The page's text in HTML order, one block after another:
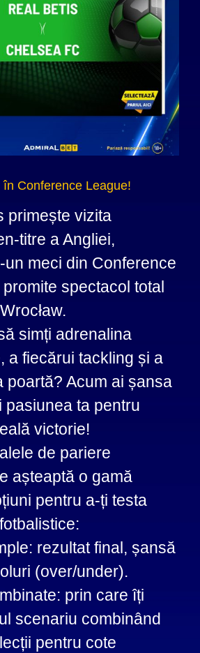
Conference League!
primește vizita
titre a Angliei,
meci din Conference
spectacol total
simți adrenalina
a fiecărui tackling și a
poartă? Acum ai șansa
pasiunea ta pentru
victorie!
de pariere
așteaptă o gamă
pentru a-ți testa
rezultat final, șansă
(over/under).
prin care îți
scenariu combinând
pentru cote